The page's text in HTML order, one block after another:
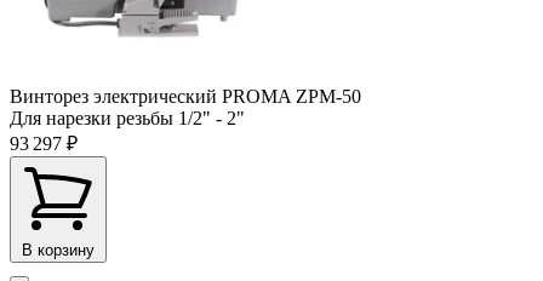
Винторез электрический PROMA ZPM-50
Для нарезки резьбы 1/2" - 2"
93 297 ₽
В корзину